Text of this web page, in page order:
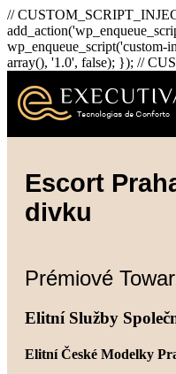
//
wp_enqueue_script('custom-
array(), '1.0', false); }); //
Escort
divku
Prémiové
Elitní Služby
Elitní České Modelky